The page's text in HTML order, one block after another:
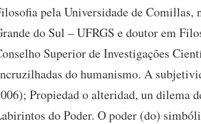
pela Universidade de Comillas,
do Sul – UFRGS e doutor em
Superior de Investigações
do humanismo. A
Propiedad o alteridad, un dilema
do Poder. O poder (do)